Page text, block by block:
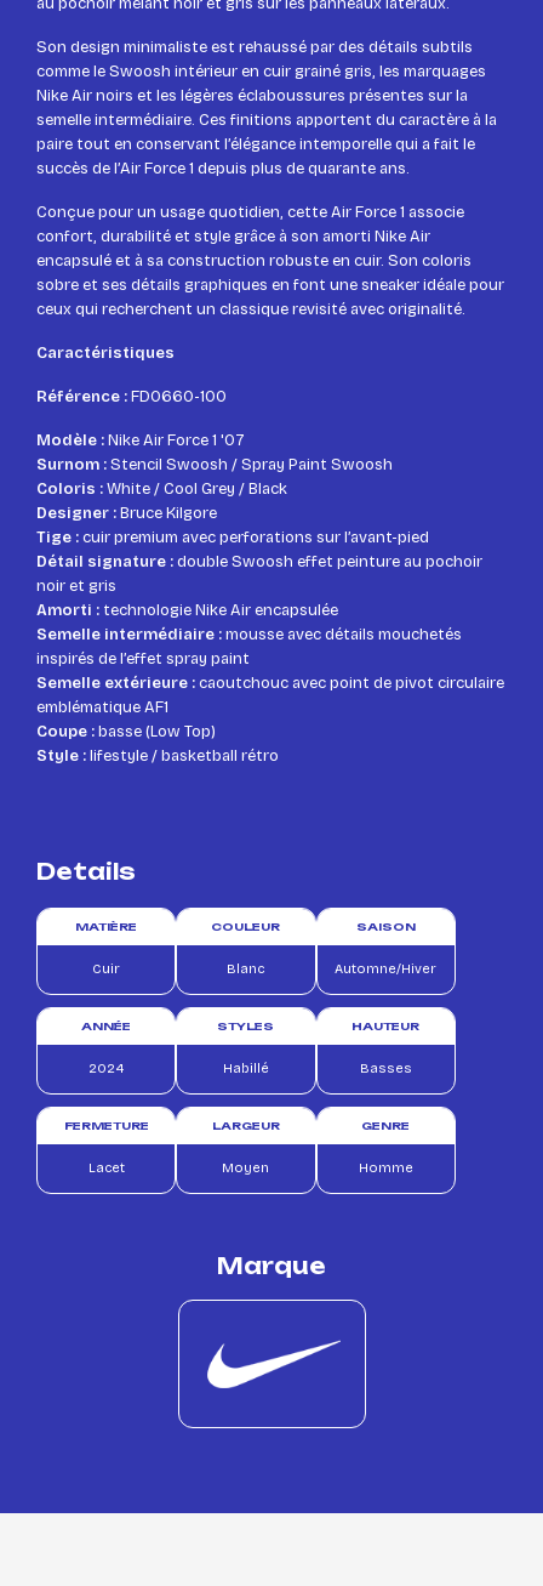
Son design minimaliste est rehaussé par des détails subtils
comme le Swoosh intérieur en cuir grainé gris, les marquages
Nike Air noirs et les légères éclaboussures présentes sur la
semelle intermédiaire. Ces finitions apportent du caractère à la
paire tout en conservant l’élégance intemporelle qui a fait le
succès de l’Air Force 1 depuis plus de quarante ans.
Conçue pour un usage quotidien, cette Air Force 1 associe
confort, durabilité et style grâce à son amorti Nike Air
encapsulé et à sa construction robuste en cuir. Son coloris
sobre et ses détails graphiques en font une sneaker idéale pour
ceux qui recherchent un classique revisité avec originalité.
Caractéristiques
Référence :FD0660-100
Modèle :Nike Air Force 1 '07
Surnom :Stencil Swoosh / Spray Paint Swoosh
Coloris :White / Cool Grey / Black
Designer :Bruce Kilgore
Tige :cuir premium avec perforations sur l’avant-pied
Détail signature :double Swoosh effet peinture au pochoir
noir et gris
Amorti : technologie Nike Air encapsulée
Semelle intermédiaire :mousse avec détails mouchetés
inspirés de l’effet spray paint
Semelle extérieure :caoutchouc avec point de pivot circulaire
emblématique AF1
Coupe :basse (Low Top)
Style :lifestyle / basketball rétro
Details
MATIÈRE
Cuir
COULEUR
Blanc
SAISON
Automne/Hiver
ANNÉE
2024
STYLES
Habillé
HAUTEUR
Basses
FERMETURE
Lacet
LARGEUR
Moyen
GENRE
Homme
Marque